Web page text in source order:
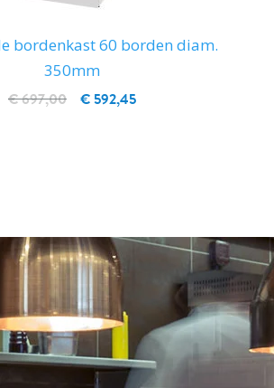
bordenkast 60 borden diam.
350mm
€ 592,45
€ 697,00